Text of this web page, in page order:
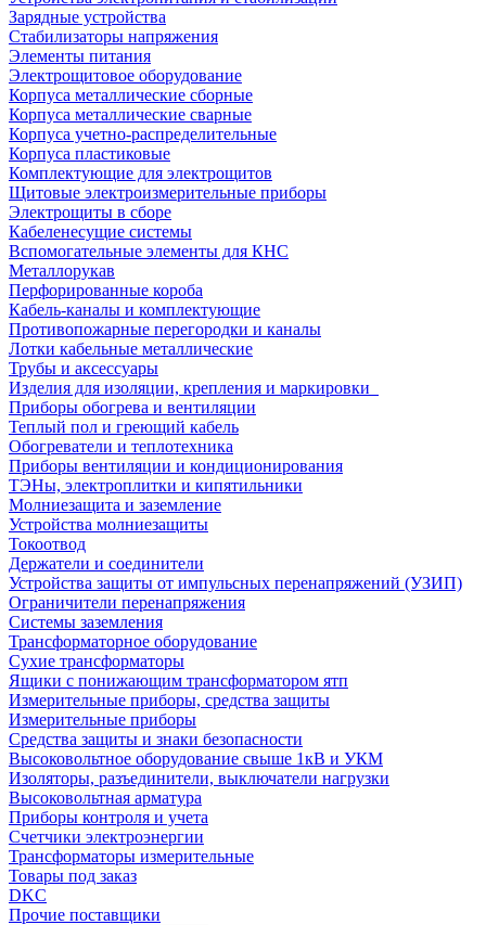
Зарядные устройства
Стабилизаторы напряжения
Элементы питания
Электрощитовое оборудование
Корпуса металлические сборные
Корпуса металлические сварные
Корпуса учетно-распределительные
Корпуса пластиковые
Комплектующие для электрощитов
Щитовые электроизмерительные приборы
Электрощиты в сборе
Кабеленесущие системы
Вспомогательные элементы для КНС
Металлорукав
Перфорированные короба
Кабель-каналы и комплектующие
Противопожарные перегородки и каналы
Лотки кабельные металлические
Трубы и аксессуары
Изделия для изоляции, крепления и маркировки
Приборы обогрева и вентиляции
Теплый пол и греющий кабель
Обогреватели и теплотехника
Приборы вентиляции и кондиционирования
ТЭНы, электроплитки и кипятильники
Молниезащита и заземление
Устройства молниезащиты
Токоотвод
Держатели и соединители
Устройства защиты от импульсных перенапряжений (УЗИП)
Ограничители перенапряжения
Системы заземления
Трансформаторное оборудование
Сухие трансформаторы
Ящики с понижающим трансформатором ятп
Измерительные приборы, средства защиты
Измерительные приборы
Средства защиты и знаки безопасности
Высоковольтное оборудование свыше 1кВ и УКМ
Изоляторы, разъединители, выключатели нагрузки
Высоковольтная арматура
Приборы контроля и учета
Счетчики электроэнергии
Трансформаторы измерительные
Товары под заказ
DKC
Прочие поставщики